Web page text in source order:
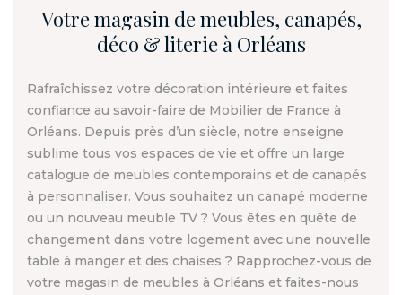
Votre magasin de meubles, canapés,
déco & literie à Orléans
Rafraîchissez votre décoration intérieure et faites
confiance au savoir-faire de Mobilier de France à
Orléans. Depuis près d’un siècle, notre enseigne
sublime tous vos espaces de vie et offre un large
catalogue de meubles contemporains et de canapés
à personnaliser. Vous souhaitez un canapé moderne
ou un nouveau meuble TV ? Vous êtes en quête de
changement dans votre logement avec une nouvelle
table à manger et des chaises ? Rapprochez-vous de
votre magasin de meubles à Orléans et faites-nous